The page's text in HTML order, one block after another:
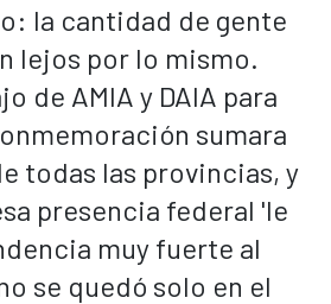
la cantidad de gente
lejos por lo mismo.
de AMIA y DAIA para
sumara
todas las provincias, y
presencia federal 'le
muy fuerte al
se quedó solo en el